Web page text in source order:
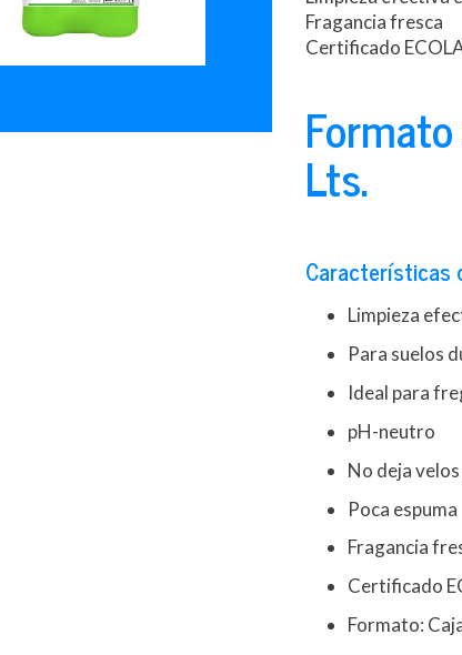
Fragancia fresca
Certificado
Lts.
Características
Limpieza
Para suelos
Ideal para
pH-neutro
No deja
Poca espuma
Fragancia
Certificado
Formato: